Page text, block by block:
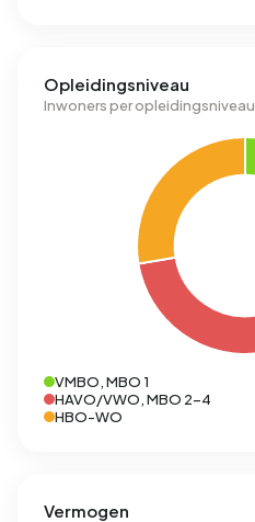
Opleidingsniveau
Inwoners per opleidingsniveau
VMBO, MBO 1
HAVO/VWO, MBO 2-4
HBO-WO
Vermogen